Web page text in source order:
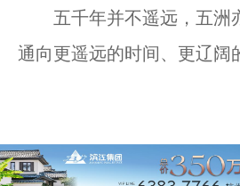
五千年并不遥远，五洲
通向更遥远的时间、更辽阔